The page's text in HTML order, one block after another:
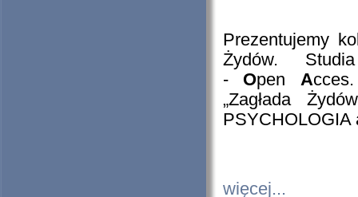
Prezentujemy
Żydów.
- Open A
„Zagłada
PSYCHOLOGIA
więcej...